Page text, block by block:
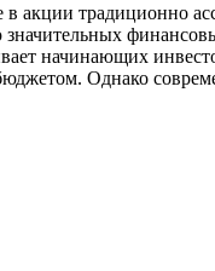
акции традиционно
значительных
начинающих
Однако